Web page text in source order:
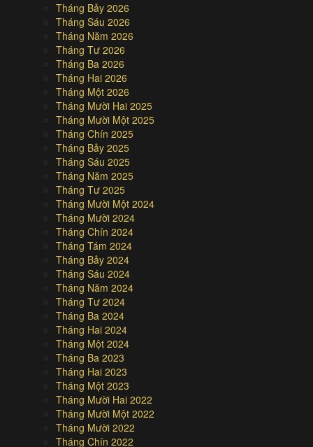
Tháng Bảy 2026
Tháng Sáu 2026
Tháng Năm 2026
Tháng Tư 2026
Tháng Ba 2026
Tháng Hai 2026
Tháng Một 2026
Tháng Mười Hai 2025
Tháng Mười Một 2025
Tháng Chín 2025
Tháng Bảy 2025
Tháng Sáu 2025
Tháng Năm 2025
Tháng Tư 2025
Tháng Mười Một 2024
Tháng Mười 2024
Tháng Chín 2024
Tháng Tám 2024
Tháng Bảy 2024
Tháng Sáu 2024
Tháng Năm 2024
Tháng Tư 2024
Tháng Ba 2024
Tháng Hai 2024
Tháng Một 2024
Tháng Ba 2023
Tháng Hai 2023
Tháng Một 2023
Tháng Mười Hai 2022
Tháng Mười Một 2022
Tháng Mười 2022
Tháng Chín 2022